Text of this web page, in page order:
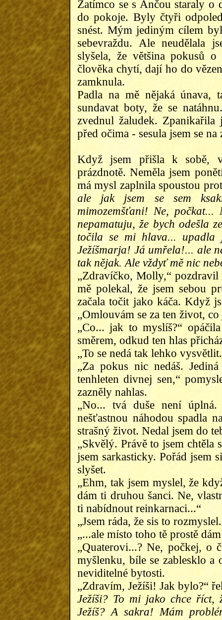
Zatímco se s Ančou staraly o
do pokoje. Byly čtyři
snést. Mým jediným cílem
sebevraždu. Ale neudělala
slyšela, že většina pokusů o
člověka chytí, dají ho do
zamknula.
Padla na mě nějaká únava,
sundavat boty, že se
zvednul žaludek. Zpanikařila
před očima - sesula jsem se
Když jsem přišla k sobě,
prázdnotě. Neměla jsem
má mysl zaplnila spoustou
ale jak jsem se sem
mimozemšťani! Ne,
nepamatuju, že bych odešla
točila se mi hlava... upadla
Ježíšmarja! Já umřela!... ale
tak nějak. Ale vždyť mě nic
„Zdravíčko, Molly,“
mě polekal, že jsem sebou
začala točit jako káča. Když
„Omlouvám se za ten život,
„Co... jak to myslíš?“
směrem, odkud ten hlas
„To se nedá tak lehko
„Za pokus nic nedáš.
tenhleten divnej sen,“
zazněly nahlas.
„No... tvá duše není
nešťastnou náhodou spadla
strašný život. Nedal jsem do
„Skvělý. Právě to jsem chtěla
jsem sarkasticky. Pořád jsem
slyšet.
„Ehm, tak jsem myslel, že
dám ti druhou šanci. Ne,
ti nabídnout reinkarnaci...“
„Jsem ráda, že sis to
„...ale místo toho tě prostě
„Quaterovi...? Ne, počkej, o
myšlenku, bíle se zablesklo a
neviditelné bytosti.
„Zdravím, Ježíši! Jak bylo?“
Ježíši? To mi jako chce říct,
Ježíš? A sakra! Mám